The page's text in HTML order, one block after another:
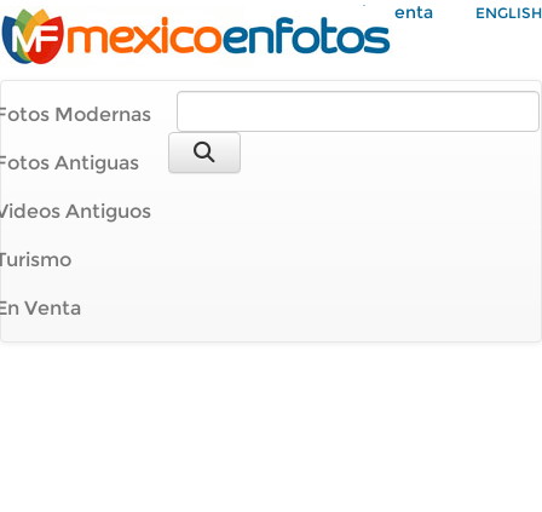
Mi Cuenta ENGLISH
Modernas
Antiguas
Antiguos
Venta